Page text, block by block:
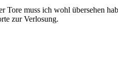
Tore muss ich wohl übersehen
zur Verlosung.